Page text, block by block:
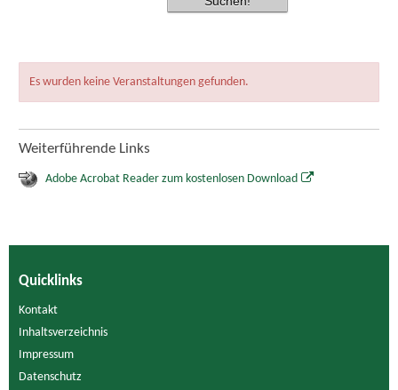
Es wurden keine Veranstaltungen gefunden.
Weiterführende Links
Adobe Acrobat Reader zum kostenlosen Download
Quicklinks
Kontakt
Inhaltsverzeichnis
Impressum
Datenschutz